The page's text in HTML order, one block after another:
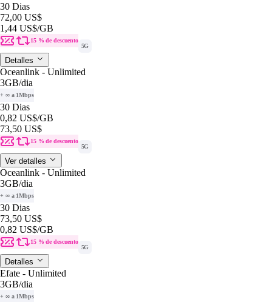
30 Dias
72,00 US$
1,44 US$/GB
15 % de descuento
5G
Detalles
Oceanlink - Unlimited
3GB/dia
+ ∞ a 1Mbps
30 Dias
0,82 US$/GB
73,50 US$
15 % de descuento
5G
Ver detalles
Oceanlink - Unlimited
3GB/dia
+ ∞ a 1Mbps
30 Dias
73,50 US$
0,82 US$/GB
15 % de descuento
5G
Detalles
Efate - Unlimited
3GB/dia
+ ∞ a 1Mbps